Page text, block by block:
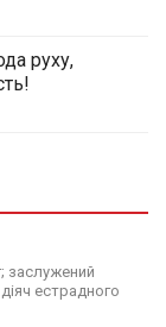
руху,
заслужений
естрадного